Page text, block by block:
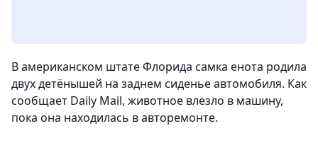
В американском штате Флорида самка енота родила
двух детёнышей на заднем сиденье автомобиля. Как
сообщает Daily Mail, животное влезло в машину,
пока она находилась в авторемонте.